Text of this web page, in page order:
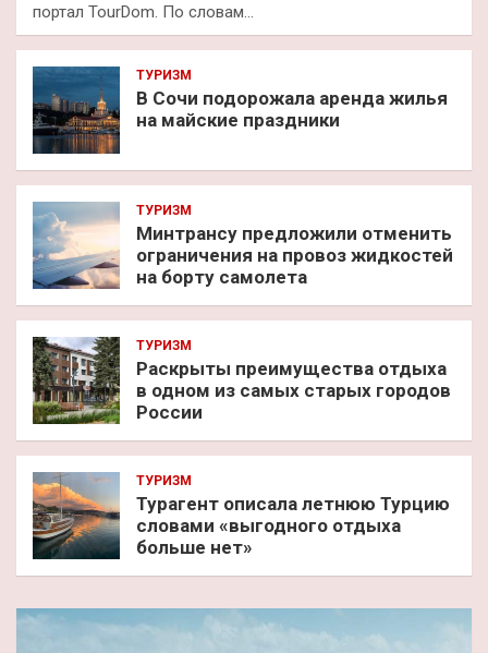
портал TourDom. По словам…
ТУРИЗМ
В Сочи подорожала аренда жилья
на майские праздники
ТУРИЗМ
Минтрансу предложили отменить
ограничения на провоз жидкостей
на борту самолета
ТУРИЗМ
Раскрыты преимущества отдыха
в одном из самых старых городов
России
ТУРИЗМ
Турагент описала летнюю Турцию
словами «выгодного отдыха
больше нет»